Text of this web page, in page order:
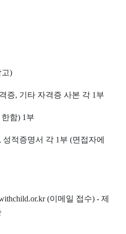
)
증, 기타 자격증 사본 각 1 부
함) 1 부
, 성적증명서 각 1 부 (면접자에
(이메일 접수) - 제